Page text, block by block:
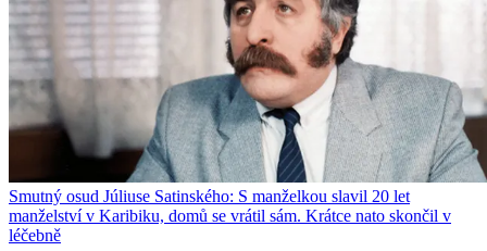
Smutný osud Júliuse Satinského: S manželkou slavil 20 let
manželství v Karibiku, domů se vrátil sám. Krátce nato skončil v
léčebně